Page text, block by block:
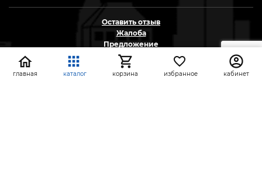
Оставить отзыв
Жалоба
Предложение
На информационном ресурсе применяются
рекомендательные технологии
главная каталог корзина избранное кабинет